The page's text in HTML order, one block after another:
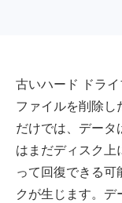
古いハード ドラ
ファイルを削除し
だけでは、データ
はまだディスク上
って回復できる
クが生じます。デ